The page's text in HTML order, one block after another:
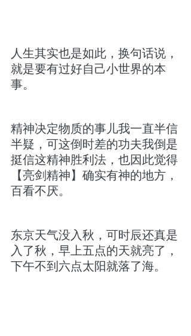
人生其实也是如此，换句话说，
就是要有过好自己小世界的本
事。
精神决定物质的事儿我一直半信
半疑，可这倒时差的功夫我倒是
挺信这精神胜利法，也因此觉得
【亮剑精神】确实有神的地方，
百看不厌。
东京天气没入秋，可时辰还真是
入了秋，早上五点的天就亮了，
下午不到六点太阳就落了海。